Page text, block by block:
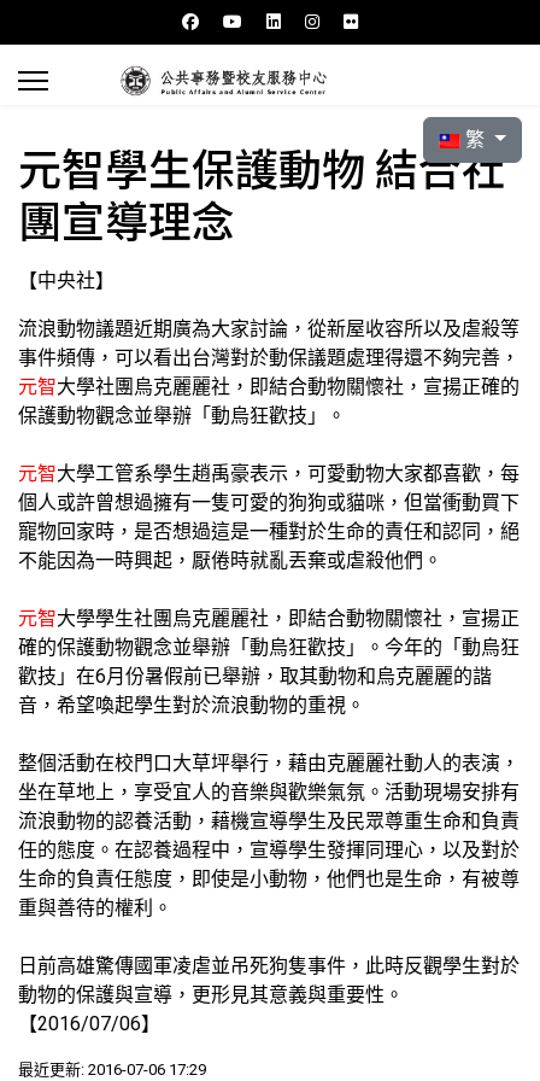
選擇你的語言
繁
元智學生保護動物 結合社
團宣導理念
【中央社】
流浪動物議題近期廣為大家討論，從新屋收容所以及虐殺等
事件頻傳，可以看出台灣對於動保議題處理得還不夠完善，
元智大學社團烏克麗麗社，即結合動物關懷社，宣揚正確的
保護動物觀念並舉辦「動烏狂歡技」。
元智大學工管系學生趙禹豪表示，可愛動物大家都喜歡，每
個人或許曾想過擁有一隻可愛的狗狗或貓咪，但當衝動買下
寵物回家時，是否想過這是一種對於生命的責任和認同，絕
不能因為一時興起，厭倦時就亂丟棄或虐殺他們。
元智大學學生社團烏克麗麗社，即結合動物關懷社，宣揚正
確的保護動物觀念並舉辦「動烏狂歡技」。今年的「動烏狂
歡技」在6月份暑假前已舉辦，取其動物和烏克麗麗的諧
音，希望喚起學生對於流浪動物的重視。
整個活動在校門口大草坪舉行，藉由克麗麗社動人的表演，
坐在草地上，享受宜人的音樂與歡樂氣氛。活動現場安排有
流浪動物的認養活動，藉機宣導學生及民眾尊重生命和負責
任的態度。在認養過程中，宣導學生發揮同理心，以及對於
生命的負責任態度，即使是小動物，他們也是生命，有被尊
重與善待的權利。
日前高雄驚傳國軍凌虐並吊死狗隻事件，此時反觀學生對於
動物的保護與宣導，更形見其意義與重要性。
【2016/07/06】
最近更新: 2016-07-06 17:29